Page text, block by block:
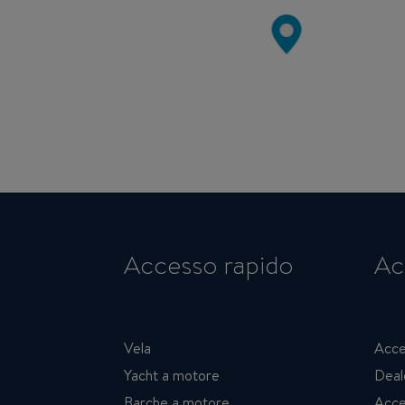
Accesso rapido
Vela
Yacht a motore